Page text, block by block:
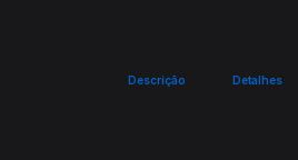
Descrição Detalhes